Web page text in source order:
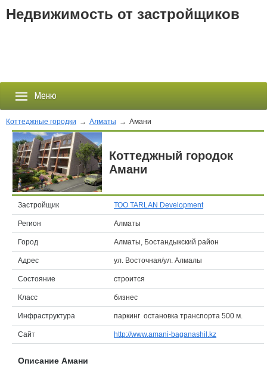
Недвижимость от застройщиков
Меню
Застройщики
Новостройки
Новости
События
Агентства
Объявления
Кабинет
Коттеджные городки → Алматы → Амани
Коттеджный городок
Амани
Застройщик ТОО TARLAN Development
Регион Алматы
Город Алматы, Бостандыкский район
Адрес ул. Восточная/ул. Алмалы
Состояние строится
Класс бизнес
Инфраструктура паркинг остановка транспорта 500 м.
Сайт http://www.amani-baganashil.kz
Описание Амани